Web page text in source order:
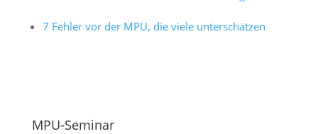
7 Fehler vor der MPU, die viele unterschätzen
MPU-Seminar